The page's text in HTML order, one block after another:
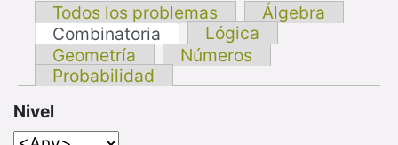
Todos los problemas
Álgebra
Combinatoria
Lógica
Geometría
Números
Probabilidad
Nivel